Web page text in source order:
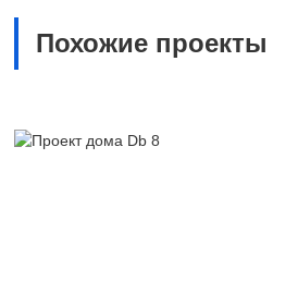
Похожие проекты